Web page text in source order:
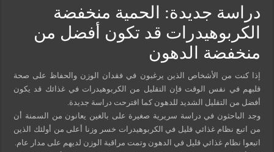
دراسة جديدة: الحمية منخفضة
الكربوهيدرات قد تكون أفضل من
منخفضة الدهون
إذا كنت من الأشخاص الذين يرغبون في فقدان الوزن والحفاظ على صحة
قلبهم في نفس الوقت فإن التقليل من الكربوهيدرات في غذائك قد يكون
أفضل من التقليل الشديد للدهون كما اقترحت دراسة جديدة.
وجد الباحثون في دراسة سريرية صغيرة على بالغين يعانون من السمنة أن
من اتبع نظام غذائي قليل في الكربوهيدرات خسر وزنا أعلى من أولئك الذين
اتبعوا نظام غذائي قليل في الدهون وتمت مراقبة الوزن لديهم على مدار عام.